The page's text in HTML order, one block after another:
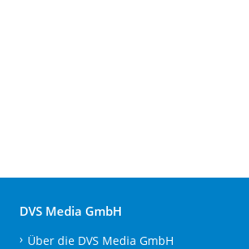
DVS Media GmbH
Über die DVS Media GmbH